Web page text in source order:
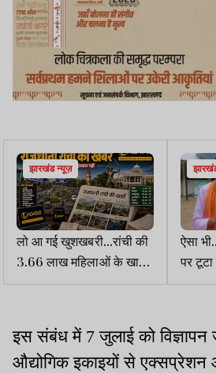
झारखंड न्यूज़
लो आ गई खुशखबरी...रांची की
3.66 लाख महिलाओं के खाते
में 3 माह के 275 करोड़
ऐसा
पर टूटा
चुनी
इस संबंध में 7 जुलाई को विज्ञापन
औद्योगिक इकाइयों से